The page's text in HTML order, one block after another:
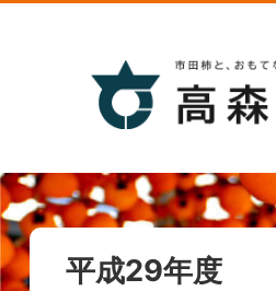
平成29年度